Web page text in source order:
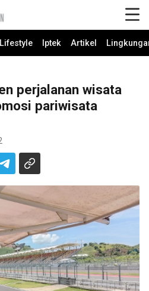
Lifestyle Iptek Artikel
perjalanan wisata
pariwisata